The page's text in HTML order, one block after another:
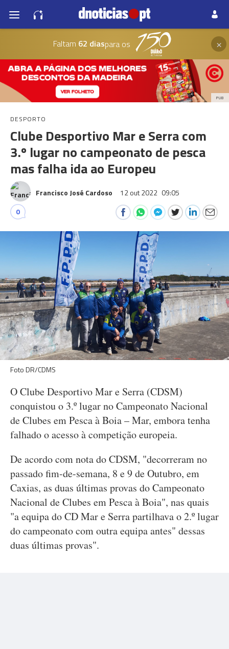
Faltam 62 diaspara os ×
PUB
DESPORTO
Clube Desportivo Mar e Serra com
3.º lugar no campeonato de pesca
mas falha ida ao Europeu
Francisco José Cardoso 12 out 2022 09:05
0
Foto DR/CDMS
O Clube Desportivo Mar e Serra (CDSM)
conquistou o 3.º lugar no Campeonato Nacional
de Clubes em Pesca à Boia – Mar, embora tenha
falhado o acesso à competição europeia.
De acordo com nota do CDSM, "decorreram no
passado fim-de-semana, 8 e 9 de Outubro, em
Caxias, as duas últimas provas do Campeonato
Nacional de Clubes em Pesca à Boia", nas quais
"a equipa do CD Mar e Serra partilhava o 2.º lugar
do campeonato com outra equipa antes" dessas
duas últimas provas".